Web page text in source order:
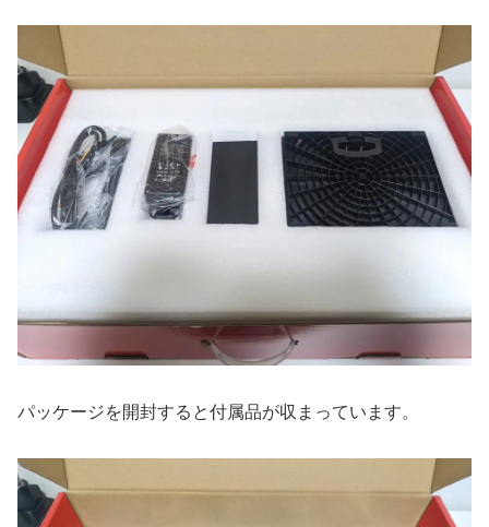
パッケージを開封すると付属品が収まっています。